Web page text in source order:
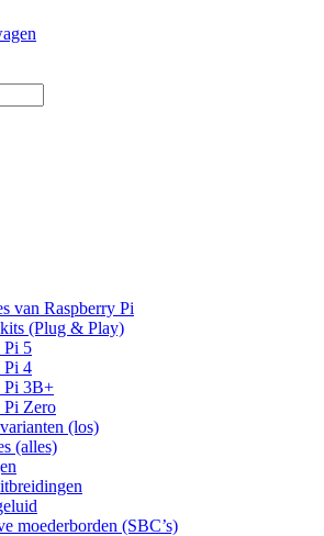
BTW
BTW
van Raspberry Pi
(Plug & Play)
Pi 5
Pi 4
Pi 3B+
Pi Zero
(los)
(alles)
moederborden (SBC’s)